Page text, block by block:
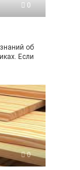
0
об
Если
0